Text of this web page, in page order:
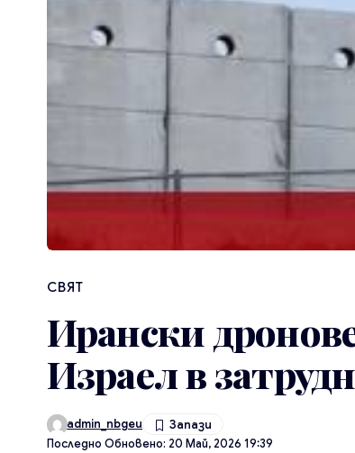
СВЯТ
Ирански
Израел в
Последно Обновено: 20 Май, 2026 19:39
admin_nbgeu